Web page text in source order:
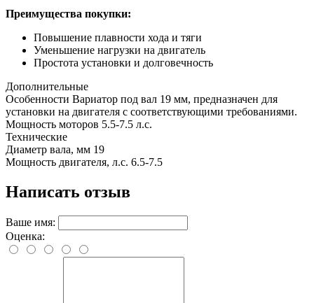
Преимущества покупки:
Повышение плавности хода и тяги
Уменьшение нагрузки на двигатель
Простота установки и долговечность
Дополнительные
Особенности Вариатор под вал 19 мм, предназначен для
установки на двигателя с соответствующими требованиями.
Мощность моторов 5.5-7.5 л.с.
Технические
Диаметр вала, мм 19
Мощность двигателя, л.с. 6.5-7.5
Написать отзыв
Ваше имя:
Оценка: